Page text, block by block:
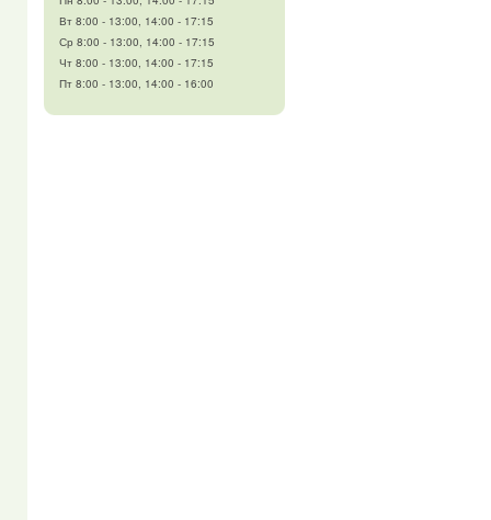
Вт 8:00 - 13:00, 14:00 - 17:15
Ср 8:00 - 13:00, 14:00 - 17:15
Чт 8:00 - 13:00, 14:00 - 17:15
Пт 8:00 - 13:00, 14:00 - 16:00